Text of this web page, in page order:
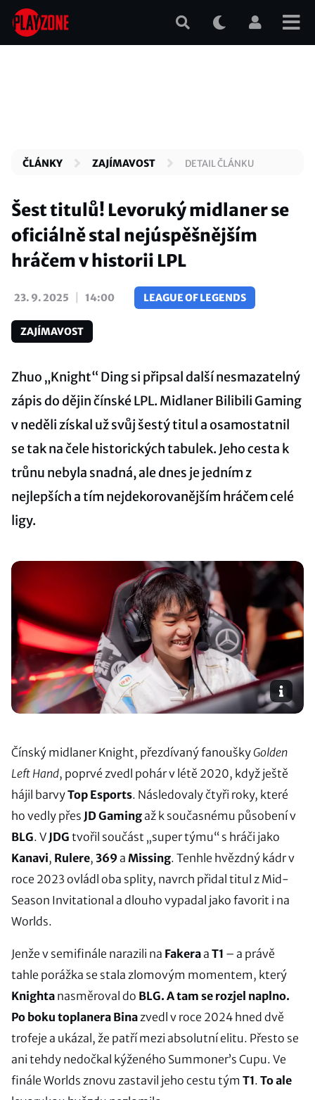
Přejít
hlavnímu
ČLÁNKY ZAJÍMAVOST DETAIL ČLÁNKU
Šest titulů! Levoruký midlaner se
oficiálně stal nejúspěšnějším
hráčem v historii LPL
23. 9. 2025 14:00 LEAGUE OF LEGENDS
ZAJÍMAVOST
Zhuo „Knight“ Ding si připsal další nesmazatelný
zápis do dějin čínské LPL. Midlaner Bilibili Gaming
v neděli získal už svůj šestý titul a osamostatnil
se tak na čele historických tabulek. Jeho cesta k
trůnu nebyla snadná, ale dnes je jedním z
nejlepších a tím nejdekorovanějším hráčem celé
ligy.
Čínský midlaner Knight, přezdívaný fanoušky Golden
Left Hand, poprvé zvedl pohár v létě 2020, když ještě
hájil barvyTop Esports. Následovaly čtyři roky, které
ho vedly přes JD Gamingaž k současnému působení v
BLG. V JDG tvořil součást „super týmu“ s hráči jako
Kanavi, Rulere, 369 a Missing. Tenhle hvězdný kádr v
roce 2023 ovládl oba splity, navrch přidal titul z Mid-
Season Invitational a dlouho vypadal jako favorit i na
Worlds.
Jenže v semifinále narazili na Fakeraa T1 – a právě
tahle porážka se stala zlomovým momentem, který
Knighta nasměroval do BLG. A tam se rozjel naplno.
Po boku toplanera Binazvedl v roce 2024 hned dvě
trofeje a ukázal, že patří mezi absolutní elitu. Přesto se
ani tehdy nedočkal kýženého Summoner’s Cupu. Ve
finále Worlds znovu zastavil jeho cestu tým T1. To ale